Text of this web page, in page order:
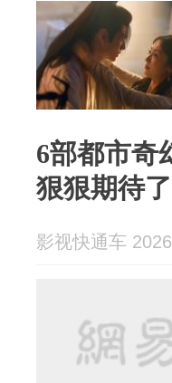
6部都市奇
狠狠期待了
影视快通车